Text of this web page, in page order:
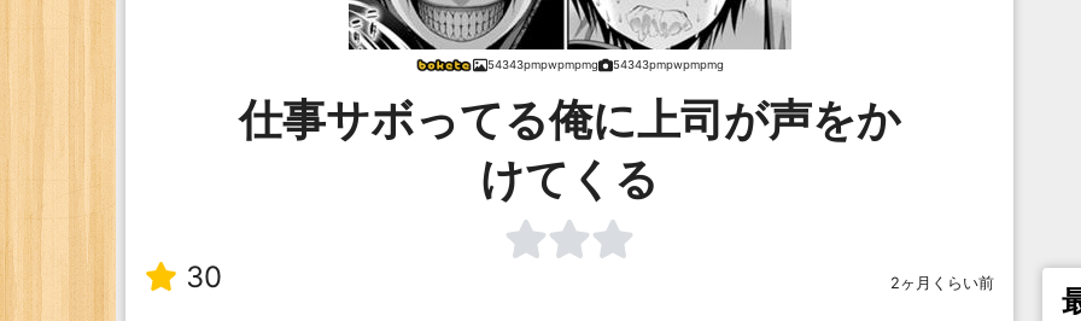
54343pmpwpmpmg 54343pmpwpmpmg
仕事サボってる俺に上司が声をか
けてくる
30 2ヶ月くらい前